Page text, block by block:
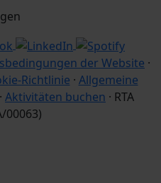
der Website ·
Richtlinie · Allgemeine
· Aktivitäten buchen · RTA
00063)